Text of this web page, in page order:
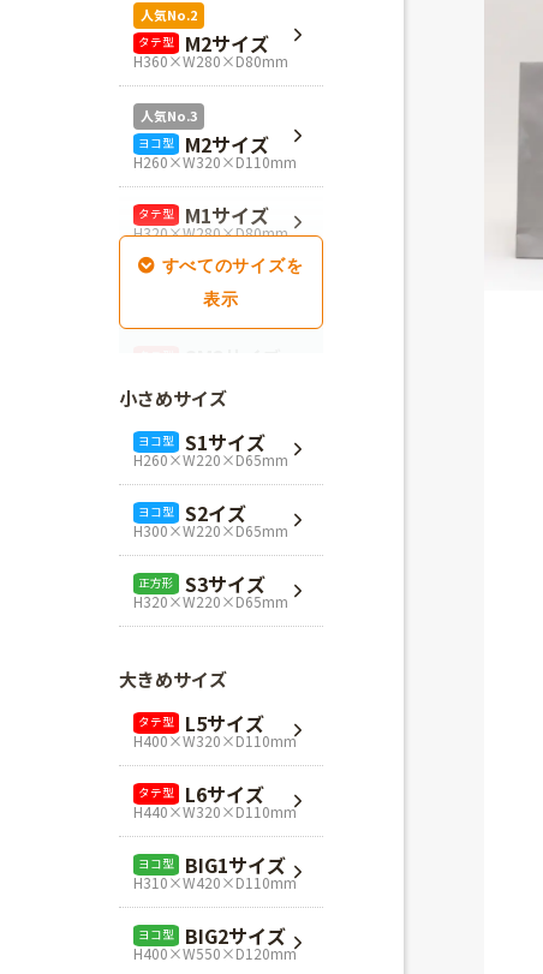
人気No.2
タテ型 M2サイズ
H360×W280×D80mm
人気No.3
ヨコ型 M2サイズ
H260×W320×D110mm
タテ型 M1サイズ
H320×W280×D80mm
SM1サイズ
H280×W260×D100mm
SM3サイズ
H360×W260×D100mm
L4サイズ
H360×W320×D110mm
L1サイズ
H240×W320×D110mm
正方形 Mスクエア
H280×W280×D80mm
正方形 Lスクエア
H320×W320×D110mm
小さめサイズ
ヨコ型 S1サイズ
H260×W220×D65mm
ヨコ型 S2イズ
H300×W220×D65mm
正方形 S3サイズ
H320×W220×D65mm
大きめサイズ
タテ型 L5サイズ
H400×W320×D110mm
タテ型 L6サイズ
H440×W320×D110mm
ヨコ型 BIG1サイズ
H310×W420×D110mm
ヨコ型 BIG2サイズ
H400×W550×D120mm